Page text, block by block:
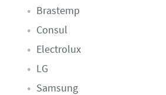
Brastemp
Consul
Electrolux
LG
Samsung